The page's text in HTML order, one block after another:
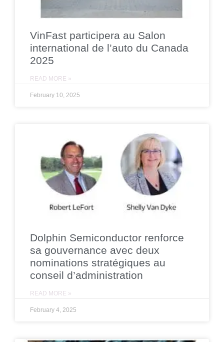
VinFast participera au Salon
international de l’auto du Canada
2025
READ MORE »
February 10, 2025
Dolphin Semiconductor renforce
sa gouvernance avec deux
nominations stratégiques au
conseil d’administration
READ MORE »
February 4, 2025